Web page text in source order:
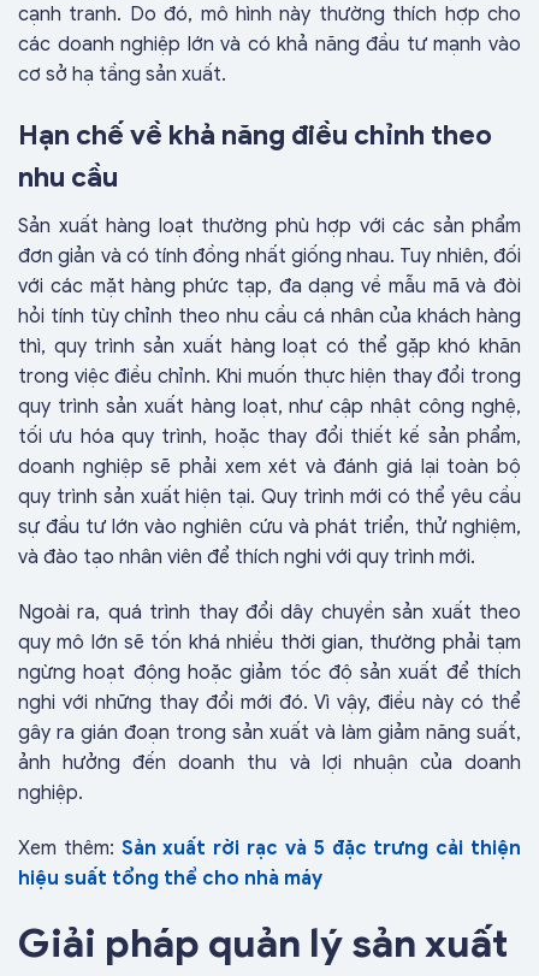
cạnh tranh. Do đó, mô hình này thường thích hợp cho
các doanh nghiệp lớn và có khả năng đầu tư mạnh vào
cơ sở hạ tầng sản xuất.
Hạn chế về khả năng điều chỉnh theo
nhu cầu
Sản xuất hàng loạt thường phù hợp với các sản phẩm
đơn giản và có tính đồng nhất giống nhau. Tuy nhiên, đối
với các mặt hàng phức tạp, đa dạng về mẫu mã và đòi
hỏi tính tùy chỉnh theo nhu cầu cá nhân của khách hàng
thì, quy trình sản xuất hàng loạt có thể gặp khó khăn
trong việc điều chỉnh. Khi muốn thực hiện thay đổi trong
quy trình sản xuất hàng loạt, như cập nhật công nghệ,
tối ưu hóa quy trình, hoặc thay đổi thiết kế sản phẩm,
doanh nghiệp sẽ phải xem xét và đánh giá lại toàn bộ
quy trình sản xuất hiện tại. Quy trình mới có thể yêu cầu
sự đầu tư lớn vào nghiên cứu và phát triển, thử nghiệm,
và đào tạo nhân viên để thích nghi với quy trình mới.
Ngoài ra, quá trình thay đổi dây chuyền sản xuất theo
quy mô lớn sẽ tốn khá nhiều thời gian, thường phải tạm
ngừng hoạt động hoặc giảm tốc độ sản xuất để thích
nghi với những thay đổi mới đó. Vì vậy, điều này có thể
gây ra gián đoạn trong sản xuất và làm giảm năng suất,
ảnh hưởng đến doanh thu và lợi nhuận của doanh
nghiệp.
Xem thêm: Sản xuất rời rạc và 5 đặc trưng cải thiện
hiệu suất tổng thể cho nhà máy
Giải pháp quản lý sản xuất